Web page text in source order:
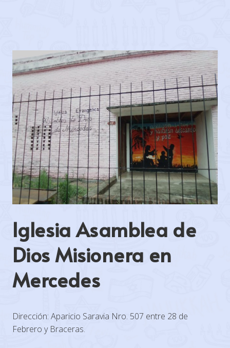
Iglesia Asamblea de
Dios Misionera en
Mercedes
Dirección: Aparicio Saravia Nro. 507 entre 28 de
Febrero y Braceras.